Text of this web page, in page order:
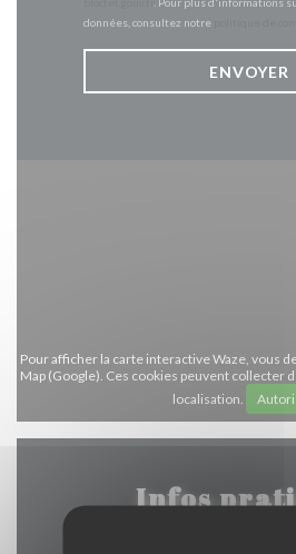
données, consultez notre
Pour afficher la carte interactive Waze, vous
Map (Google). Ces cookies peuvent collecter
localisation.
Infos